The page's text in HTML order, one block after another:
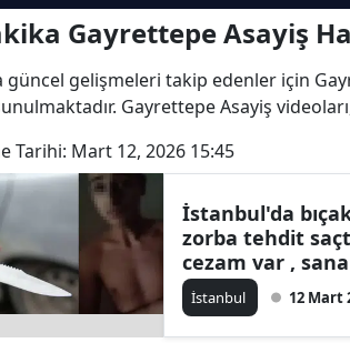
Gayrettepe Asayiş
güncel gelişmeleri takip edenler için
Gayrettepe Asayiş
Tarihi: Mart 12, 2026 15:45
İstanbul'da
zorba tehdit
cezam var ,
takarım
İstanbul 12 Mart